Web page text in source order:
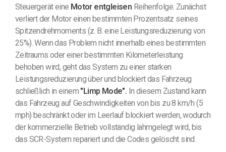
Steuergerät eine Motor entgleisen Reihenfolge. Zunächst
verliert der Motor einen bestimmten Prozentsatz seines
Spitzendrehmoments (z. B. eine Leistungsreduzierung von
25%). Wenn das Problem nicht innerhalb eines bestimmten
Zeitraums oder einer bestimmten Kilometerleistung
behoben wird, geht das System zu einer starken
Leistungsreduzierung über und blockiert das Fahrzeug
schließlich in einem "Limp Mode". In diesem Zustand kann
das Fahrzeug auf Geschwindigkeiten von bis zu 8 km/h (5
mph) beschränkt oder im Leerlauf blockiert werden, wodurch
der kommerzielle Betrieb vollständig lahmgelegt wird, bis
das SCR-System repariert und die Codes gelöscht sind.